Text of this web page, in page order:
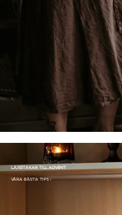
LJUSSTAKAR TILL ADVENT
VÅRA BÄSTA TIPS ›